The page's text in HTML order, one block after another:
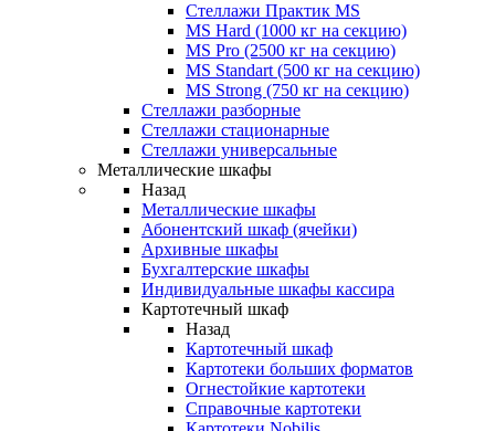
Стеллажи Практик MS
MS Hard (1000 кг на секцию)
MS Pro (2500 кг на секцию)
MS Standart (500 кг на секцию)
MS Strong (750 кг на секцию)
Стеллажи разборные
Стеллажи стационарные
Стеллажи универсальные
Металлические шкафы
Назад
Металлические шкафы
Абонентский шкаф (ячейки)
Архивные шкафы
Бухгалтерские шкафы
Индивидуальные шкафы кассира
Картотечный шкаф
Назад
Картотечный шкаф
Картотеки больших форматов
Огнестойкие картотеки
Справочные картотеки